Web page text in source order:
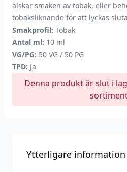
älskar smaken av tobak, eller
tobaksliknande för att lyckas
Smakprofil: Tobak
Antal ml: 10 ml
VG/PG: 50 VG / 50 PG
TPD: Ja
Denna produkt är slut i
Ytterligare information